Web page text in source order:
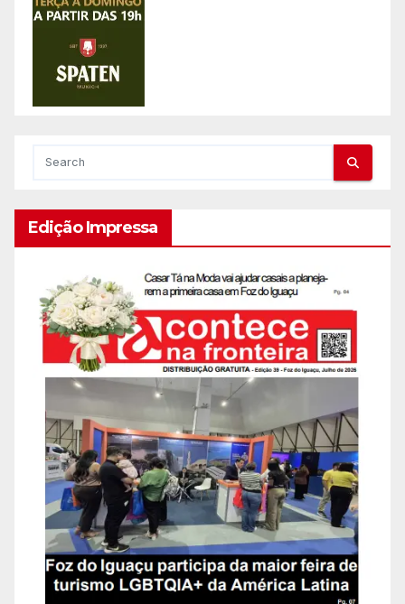
Edição Impressa